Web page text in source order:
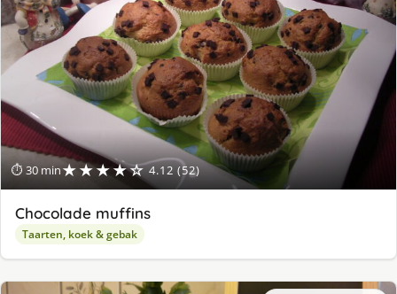
⏱ 30 min★★★★☆ 4.12 (52)
Chocolade muffins
Taarten, koek & gebak